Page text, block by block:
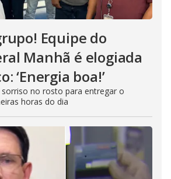
Equipe do
Manhã é elogiada
‘Energia boa!’
no rosto para entregar o
horas do dia